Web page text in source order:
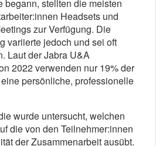
begann, stellten die meisten
Headsets und
zur Verfügung. Die
variierte jedoch und sei oft
Laut der Jabra U&A
2022 verwenden nur 19% der
persönliche, professionelle
wurde untersucht, welchen
die von den Teilnehmer:innen
der Zusammenarbeit ausübt.